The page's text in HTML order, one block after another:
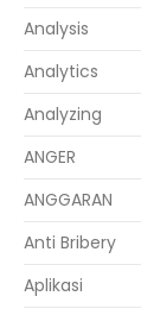
Analysis
Analytics
Analyzing
ANGER
ANGGARAN
Anti Bribery
Aplikasi